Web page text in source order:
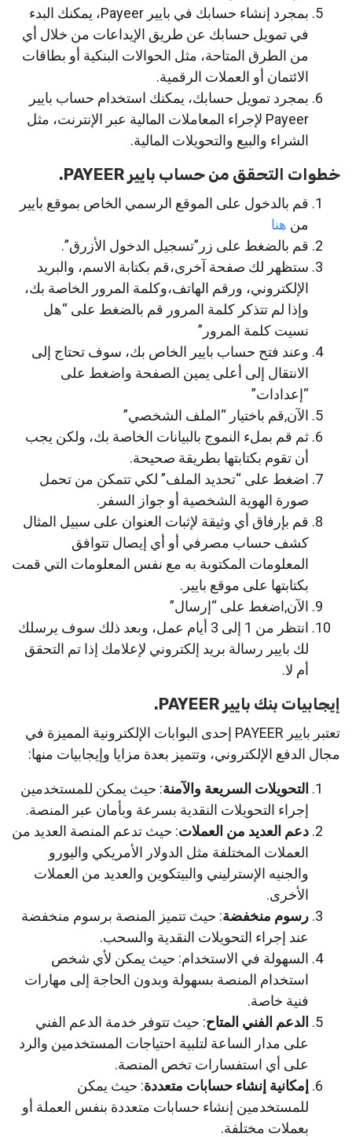
بمجرد إنشاء حسابك في بايير Payeer، يمكنك البدء
في تمويل حسابك عن طريق الإيداعات من خلال أي
من الطرق المتاحة، مثل الحوالات البنكية أو بطاقات
الائتمان أو العملات الرقمية.
بمجرد تمويل حسابك، يمكنك استخدام حساب بايير
Payeer لإجراء المعاملات المالية عبر الإنترنت، مثل
الشراء والبيع والتحويلات المالية.
خطوات التحقق من حساب بايير PAYEER.
قم بالدخول على الموقع الرسمي الخاص بموقع بايير
من هنا
قم بالضغط على زر”تسجيل الدخول الأزرق”.
ستظهر لك صفحة آخرى،قم بكتابة الاسم، والبريد
الإلكتروني، ورقم الهاتف،وكلمة المرور الخاصة بك،
وإذا لم تتذكر كلمة المرور قم بالضغط على “هل
نسيت كلمة المرور”
وعند فتح حساب بايير الخاص بك، سوف تحتاج إلى
الانتقال إلى أعلى يمين الصفحة واضغط على
“إعدادات”
الآن,قم باختيار “الملف الشخصي”
ثم قم بملء النموج بالبيانات الخاصة بك، ولكن يجب
أن تقوم بكتابتها بطريقة صحيحة.
اضغط على “تحديد الملف” لكي تتمكن من تحمل
صورة الهوية الشخصية أو جواز السفر.
قم بإرفاق أي وثيقة لإثبات العنوان على سبيل المثال
كشف حساب مصرفي أو أي إيصال تتوافق
المعلومات المكتوبة به مع نفس المعلومات التي قمت
بكتابتها على موقع بايير.
الآن,اضغط على “إرسال”
انتظر من 1 إلى 3 أيام عمل، وبعد ذلك سوف يرسلك
لك بايير رسالة بريد إلكتروني لإعلامك إذا تم التحقق
أم لا.
إيجابيات بنك بايير PAYEER.
تعتبر بايير PAYEER إحدى البوابات الإلكترونية المميزة في
مجال الدفع الإلكتروني، وتتميز بعدة مزايا وإيجابيات منها:
التحويلات السريعة والآمنة: حيث يمكن للمستخدمين
إجراء التحويلات النقدية بسرعة وبأمان عبر المنصة.
دعم العديد من العملات: حيث تدعم المنصة العديد من
العملات المختلفة مثل الدولار الأمريكي واليورو
والجنيه الإسترليني والبيتكوين والعديد من العملات
الأخرى.
رسوم منخفضة: حيث تتميز المنصة برسوم منخفضة
عند إجراء التحويلات النقدية والسحب.
السهولة في الاستخدام: حيث يمكن لأي شخص
استخدام المنصة بسهولة وبدون الحاجة إلى مهارات
فنية خاصة.
الدعم الفني المتاح: حيث تتوفر خدمة الدعم الفني
على مدار الساعة لتلبية احتياجات المستخدمين والرد
على أي استفسارات تخص المنصة.
إمكانية إنشاء حسابات متعددة: حيث يمكن
للمستخدمين إنشاء حسابات متعددة بنفس العملة أو
بعملات مختلفة.